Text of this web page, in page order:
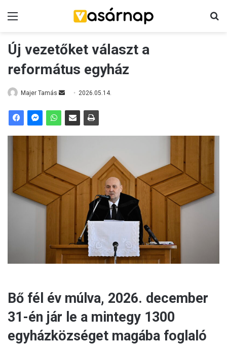
Új vezetőket választ a
református egyház
Majer Tamás
e
a
2026.05.14.
Bő fél év múlva, 2026. december
31-én jár le a mintegy 1300
egyházközséget magába foglaló